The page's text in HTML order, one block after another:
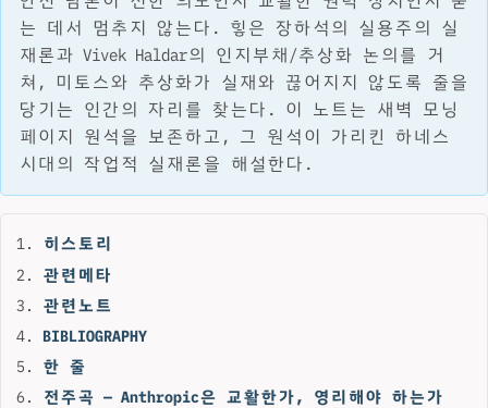
는 데서 멈추지 않는다. 힣은 장하석의 실용주의 실
재론과 Vivek Haldar의 인지부채/추상화 논의를 거
쳐, 미토스와 추상화가 실재와 끊어지지 않도록 줄을
당기는 인간의 자리를 찾는다. 이 노트는 새벽 모닝
페이지 원석을 보존하고, 그 원석이 가리킨 하네스
시대의 작업적 실재론을 해설한다.
히스토리
관련메타
관련노트
BIBLIOGRAPHY
한 줄
전주곡 — Anthropic은 교활한가, 영리해야 하는가